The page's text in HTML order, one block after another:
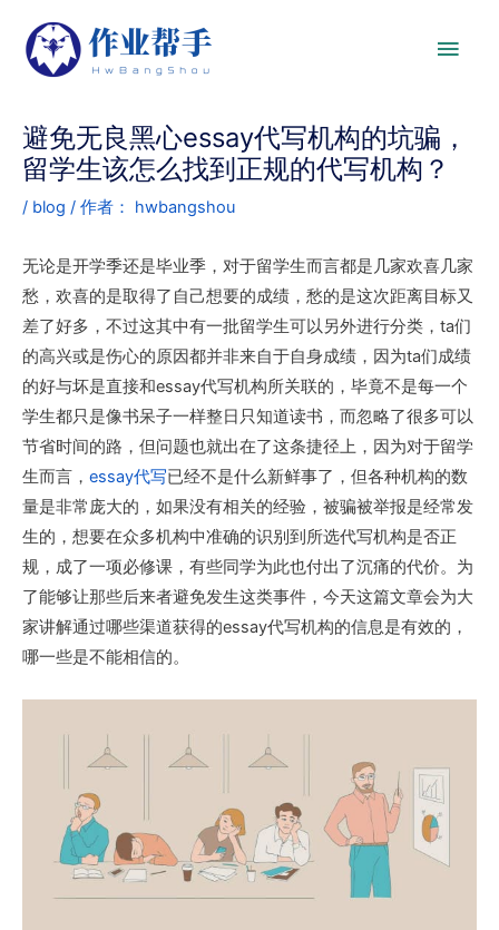
避免无良黑心essay代写机构的坑骗，
留学生该怎么找到正规的代写机构？
/ blog / 作者： hwbangshou
无论是开学季还是毕业季，对于留学生而言都是几家欢喜几家
愁，欢喜的是取得了自己想要的成绩，愁的是这次距离目标又
差了好多，不过这其中有一批留学生可以另外进行分类，ta们
的高兴或是伤心的原因都并非来自于自身成绩，因为ta们成绩
的好与坏是直接和essay代写机构所关联的，毕竟不是每一个
学生都只是像书呆子一样整日只知道读书，而忽略了很多可以
节省时间的路，但问题也就出在了这条捷径上，因为对于留学
生而言， essay代写已经不是什么新鲜事了，但各种机构的数
量是非常庞大的，如果没有相关的经验，被骗被举报是经常发
生的，想要在众多机构中准确的识别到所选代写机构是否正
规，成了一项必修课，有些同学为此也付出了沉痛的代价。为
了能够让那些后来者避免发生这类事件，今天这篇文章会为大
家讲解通过哪些渠道获得的essay代写机构的信息是有效的，
哪一些是不能相信的。